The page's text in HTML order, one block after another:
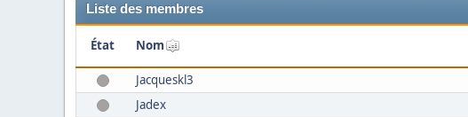
Liste des membres
État Nom
Jacqueskl3
Jadex